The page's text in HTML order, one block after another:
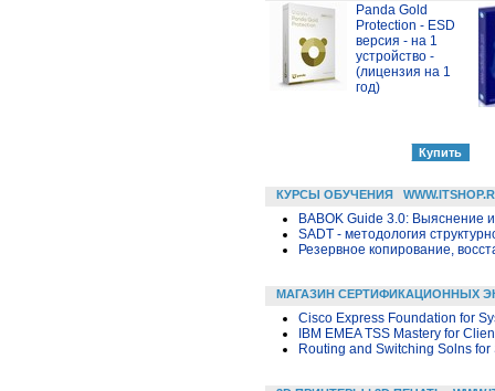
Panda Gold
Protection - ESD
версия - на 1
устройство -
(лицензия на 1
год)
КУРСЫ ОБУЧЕНИЯ
BABOK Guide 3.0: Выяснение
SADT - методология
Резервное копирование,
МАГАЗИН СЕРТИФИКАЦИОННЫХ
Cisco Express Foundation for
IBM EMEA TSS Mastery for
Routing and Switching Solns